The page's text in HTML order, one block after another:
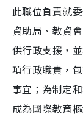
此職位負責就
資助局、教資
供行政支援，
項行政職責，
事宜；為制定
成為國際教育